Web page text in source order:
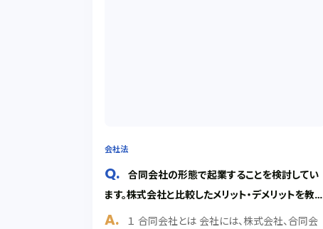
会社法
合同会社の形態で起業することを検討してい
ます。株式会社と比較したメリット・デメリットを教え
てください。
１ 合同会社とは 会社には、株式会社、合同会